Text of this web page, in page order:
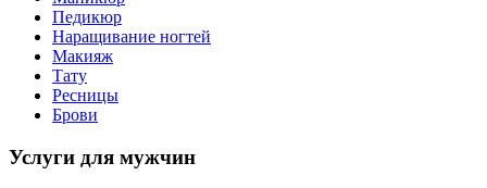
Педикюр
Наращивание ногтей
Макияж
Тату
Ресницы
Брови
Услуги для мужчин